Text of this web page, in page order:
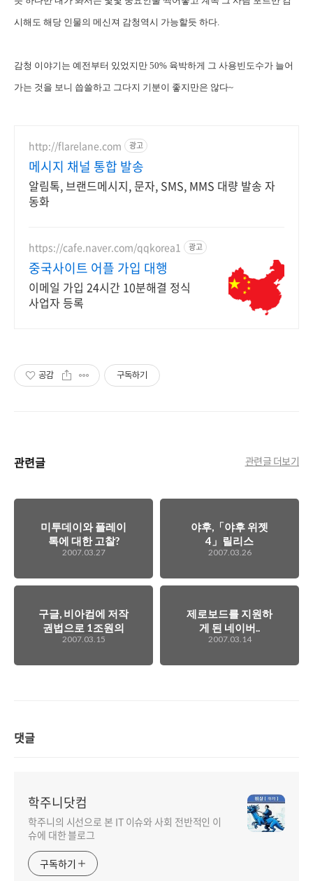
시해도 해당 인물의 메신져 감청역시 가능할듯 하다.
감청 이야기는 예전부터 있었지만 50% 육박하게 그 사용빈도수가 늘어
가는 것을 보니 씁쓸하고 그다지 기분이 좋지만은 않다~
http://flarelane.com 광고
메시지 채널 통합 발송
알림톡, 브랜드메시지, 문자, SMS, MMS 대량 발송 자
동화
https://cafe.naver.com/qqkorea1 광고
중국사이트 어플 가입 대행
이메일 가입 24시간 10분해결 정식
사업자 등록
공감 구독하기
관련글 관련글 더보기
미투데이와 플레이
톡에 대한 고찰?
2007.03.27
야후,「야후 위젯
4」릴리스
2007.03.26
구글, 비아컴에 저작
권법으로 1조원의
소송에 휘말리다.
2007.03.15
제로보드를 지원하
게 된 네이버..
2007.03.14
댓글
학주니닷컴
학주니의 시선으로 본 IT 이슈와 사회 전반적인 이
슈에 대한 블로그
구독하기